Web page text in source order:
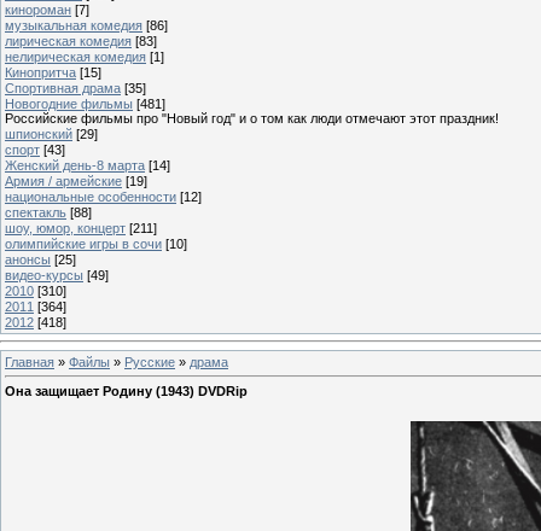
кинороман [7]
музыкальная комедия [86]
лирическая комедия [83]
нелирическая комедия [1]
Кинопритча [15]
Спортивная драма [35]
Новогодние фильмы [481]
Российские фильмы про "Новый год" и о том как люди отмечают этот праздник!
шпионский [29]
спорт [43]
Женский день-8 марта [14]
Армия / армейские [19]
национальные особенности [12]
спектакль [88]
шоу, юмор, концерт [211]
олимпийские игры в сочи [10]
анонсы [25]
видео-курсы [49]
2010 [310]
2011 [364]
2012 [418]
Главная » Файлы » Русские » драма
Она защищает Родину (1943) DVDRip